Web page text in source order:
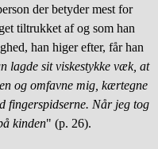
der betyder mest for
tiltrukket af og som han
han higer efter, får han
lagde sit viskestykke væk, at
og omfavne mig, kærtegne
fingerspidserne. Når jeg tog
kinden" (p. 26).